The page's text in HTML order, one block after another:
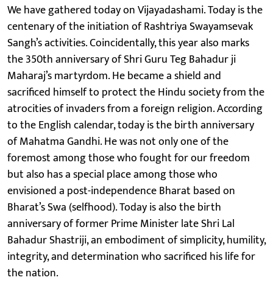
We have gathered today on Vijayadashami. Today is the
centenary of the initiation of Rashtriya Swayamsevak
Sangh’s activities. Coincidentally, this year also marks
the 350th anniversary of Shri Guru Teg Bahadur ji
Maharaj’s martyrdom. He became a shield and
sacrificed himself to protect the Hindu society from the
atrocities of invaders from a foreign religion. According
to the English calendar, today is the birth anniversary
of Mahatma Gandhi. He was not only one of the
foremost among those who fought for our freedom
but also has a special place among those who
envisioned a post-independence Bharat based on
Bharat’s Swa (selfhood). Today is also the birth
anniversary of former Prime Minister late Shri Lal
Bahadur Shastriji, an embodiment of simplicity, humility,
integrity, and determination who sacrificed his life for
the nation.